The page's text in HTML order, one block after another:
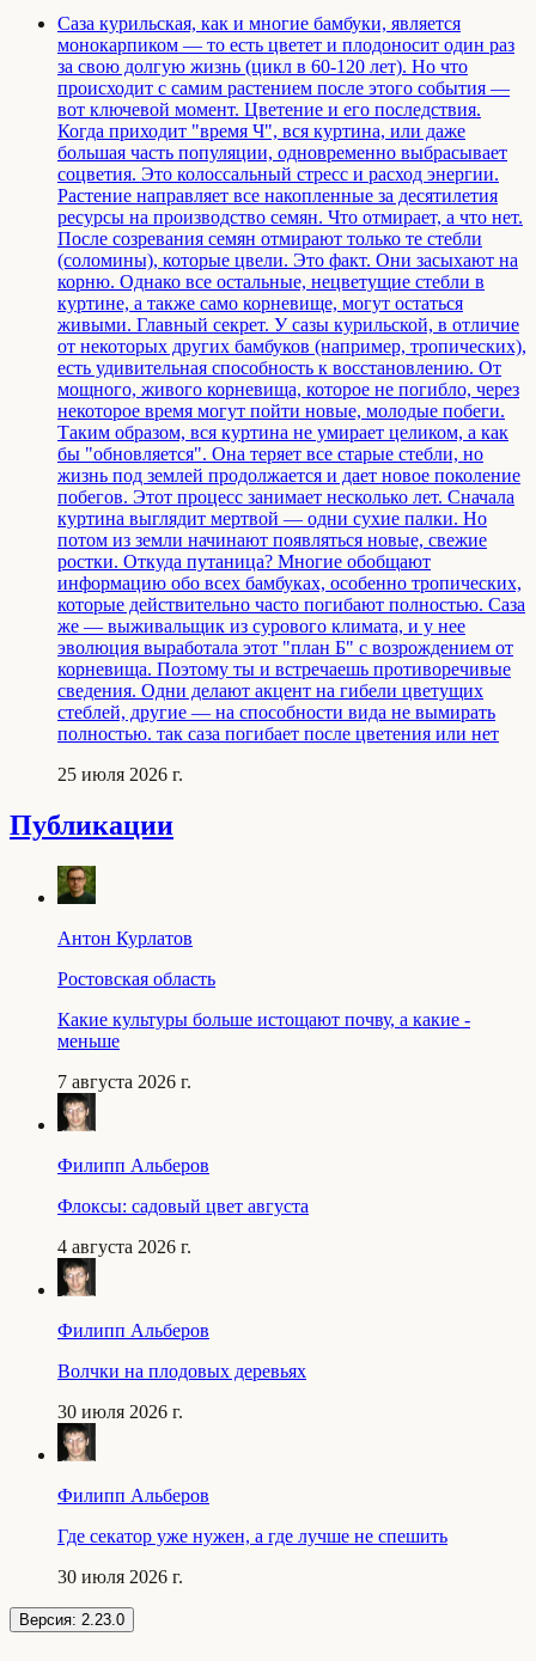
Саза курильская, как и многие бамбуки, является
монокарпиком — то есть цветет и плодоносит один раз
за свою долгую жизнь (цикл в 60-120 лет). Но что
происходит с самим растением после этого события —
вот ключевой момент. Цветение и его последствия.
Когда приходит "время Ч", вся куртина, или даже
большая часть популяции, одновременно выбрасывает
соцветия. Это колоссальный стресс и расход энергии.
Растение направляет все накопленные за десятилетия
ресурсы на производство семян. Что отмирает, а что нет.
После созревания семян отмирают только те стебли
(соломины), которые цвели. Это факт. Они засыхают на
корню. Однако все остальные, нецветущие стебли в
куртине, а также само корневище, могут остаться
живыми. Главный секрет. У сазы курильской, в отличие
от некоторых других бамбуков (например, тропических),
есть удивительная способность к восстановлению. От
мощного, живого корневища, которое не погибло, через
некоторое время могут пойти новые, молодые побеги.
Таким образом, вся куртина не умирает целиком, а как
бы "обновляется". Она теряет все старые стебли, но
жизнь под землей продолжается и дает новое поколение
побегов. Этот процесс занимает несколько лет. Сначала
куртина выглядит мертвой — одни сухие палки. Но
потом из земли начинают появляться новые, свежие
ростки. Откуда путаница? Многие обобщают
информацию обо всех бамбуках, особенно тропических,
которые действительно часто погибают полностью. Саза
же — выживальщик из сурового климата, и у нее
эволюция выработала этот "план Б" с возрождением от
корневища. Поэтому ты и встречаешь противоречивые
сведения. Одни делают акцент на гибели цветущих
стеблей, другие — на способности вида не вымирать
полностью. так саза погибает после цветения или нет
25 июля 2026 г.
Публикации
Антон Курлатов
Ростовская область
Какие культуры больше истощают почву, а какие -
меньше
7 августа 2026 г.
Филипп Альберов
Флоксы: садовый цвет августа
4 августа 2026 г.
Филипп Альберов
Волчки на плодовых деревьях
30 июля 2026 г.
Филипп Альберов
Где секатор уже нужен, а где лучше не спешить
30 июля 2026 г.
Версия: 2.23.0